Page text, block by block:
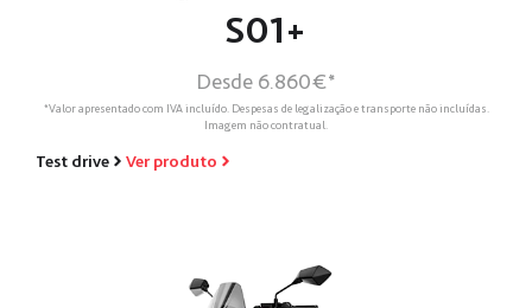
S01+
Desde 6.860€*
*Valor apresentado com IVA incluído. Despesas de legalização e transporte não incluídas.
Imagem não contratual.
Test drive Ver produto